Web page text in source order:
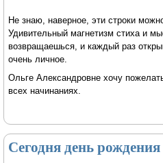
Не знаю, наверное, эти строки
Удивительный магнетизм стиха и
возвращаешься, и каждый раз
очень личное.
Ольге Александровне хочу
всех начинаниях.
Сегодня день рождения